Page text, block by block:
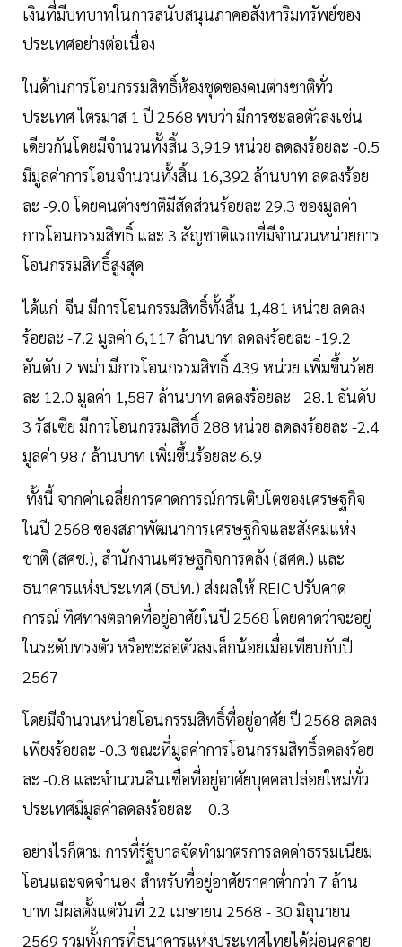
เงินที่มีบทบาทในการสนับสนุนภาคอสังหาริมทรัพย์ของ
ประเทศอย่างต่อเนื่อง
ในด้านการโอนกรรมสิทธิ์ห้องชุดของคนต่างชาติทั่ว
ประเทศ ไตรมาส 1 ปี 2568 พบว่า มีการชะลอตัวลงเช่น
เดียวกันโดยมีจำนวนทั้งสิ้น 3,919 หน่วย ลดลงร้อยละ -0.5
มีมูลค่าการโอนจำนวนทั้งสิ้น 16,392 ล้านบาท ลดลงร้อย
ละ -9.0 โดยคนต่างชาติมีสัดส่วนร้อยละ 29.3 ของมูลค่า
การโอนกรรมสิทธิ์ และ 3 สัญชาติแรกที่มีจำนวนหน่วยการ
โอนกรรมสิทธิ์สูงสุด
ได้แก่ จีน มีการโอนกรรมสิทธิ์ทั้งสิ้น 1,481 หน่วย ลดลง
ร้อยละ -7.2 มูลค่า 6,117 ล้านบาท ลดลงร้อยละ -19.2
อันดับ 2 พม่า มีการโอนกรรมสิทธิ์ 439 หน่วย เพิ่มขึ้นร้อย
ละ 12.0 มูลค่า 1,587 ล้านบาท ลดลงร้อยละ - 28.1 อันดับ
3 รัสเซีย มีการโอนกรรมสิทธิ์ 288 หน่วย ลดลงร้อยละ -2.4
มูลค่า 987 ล้านบาท เพิ่มขึ้นร้อยละ 6.9
ทั้งนี้ จากค่าเฉลี่ยการคาดการณ์การเติบโตของเศรษฐกิจ
ในปี 2568 ของสภาพัฒนาการเศรษฐกิจและสังคมแห่ง
ชาติ (สศช.), สำนักงานเศรษฐกิจการคลัง (สศค.) และ
ธนาคารแห่งประเทศ (ธปท.) ส่งผลให้ REIC ปรับคาด
การณ์ ทิศทางตลาดที่อยู่อาศัยในปี 2568 โดยคาดว่าจะอยู่
ในระดับทรงตัว หรือชะลอตัวลงเล็กน้อยเมื่อเทียบกับปี
2567
โดยมีจำนวนหน่วยโอนกรรมสิทธิ์ที่อยู่อาศัย ปี 2568 ลดลง
เพียงร้อยละ -0.3 ขณะที่มูลค่าการโอนกรรมสิทธิ์ลดลงร้อย
ละ -0.8 และจำนวนสินเชื่อที่อยู่อาศัยบุคคลปล่อยใหม่ทั่ว
ประเทศมีมูลค่าลดลงร้อยละ – 0.3
อย่างไรก็ตาม การที่รัฐบาลจัดทำมาตรการลดค่าธรรมเนียม
โอนและจดจำนอง สำหรับที่อยู่อาศัยราคาต่ำกว่า 7 ล้าน
บาท มีผลตั้งแต่วันที่ 22 เมษายน 2568 - 30 มิถุนายน
2569 รวมทั้งการที่ธนาคารแห่งประเทศไทยได้ผ่อนคลาย